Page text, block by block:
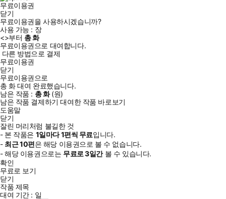
무료이용권
닫기
무료이용권을 사용하시겠습니까?
사용 가능 : 장
<>부터 총화
무료이용권으로 대여합니다.
다른 방법으로 결제
무료이용권
닫기
무료이용권으로
총 화대여 완료했습니다.
남은 작품 : 총화(원)
남은 작품 결제하기 대여한 작품 바로보기
도움말
닫기
잘린 머리처럼 불길한 것
- 본 작품은 1일마다1편씩 무료입니다.
- 최근10편은 해당 이용권으로 볼 수 없습니다.
- 해당 이용권으로는 무료로3일간볼 수 있습니다.
확인
무료로 보기
닫기
작품 제목
대여 기간 : 일